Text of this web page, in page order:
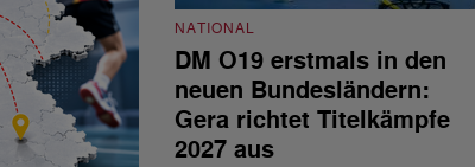
NATIONAL
DM O19 erstmals in den
neuen Bundesländern:
Gera richtet Titelkämpfe
2027 aus